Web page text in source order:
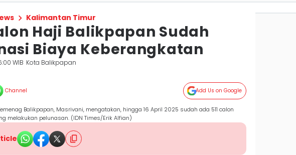
Kalimantan Timur
Haji Balikpapan Sudah
Biaya Keberangkatan
WIB Kota Balikpapan
Channel Add Us on Google
Balikpapan, Masrivani, mengatakan, hingga 16 April 2025 sudah ada 511 calon
melakukan pelunasan. (IDN Times/Erik Alfian)